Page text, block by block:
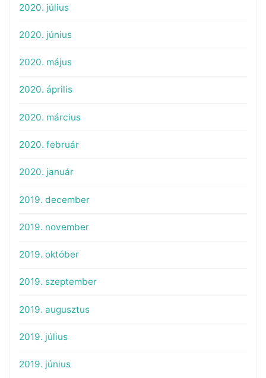
2020. július
2020. június
2020. május
2020. április
2020. március
2020. február
2020. január
2019. december
2019. november
2019. október
2019. szeptember
2019. augusztus
2019. július
2019. június